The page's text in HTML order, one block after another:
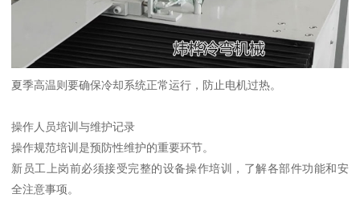
夏季高温则要确保冷却系统正常运行，防止电机过热。
操作人员培训与维护记录
操作规范培训是预防性维护的重要环节。
新员工上岗前必须接受完整的设备操作培训，了解各部件功能和安
全注意事项。